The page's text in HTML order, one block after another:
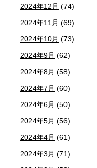
2024年12月 (74)
2024年11月 (69)
2024年10月 (73)
2024年9月 (62)
2024年8月 (58)
2024年7月 (60)
2024年6月 (50)
2024年5月 (56)
2024年4月 (61)
2024年3月 (71)